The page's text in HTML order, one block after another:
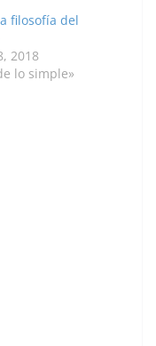
filosofía del
2018
lo simple»